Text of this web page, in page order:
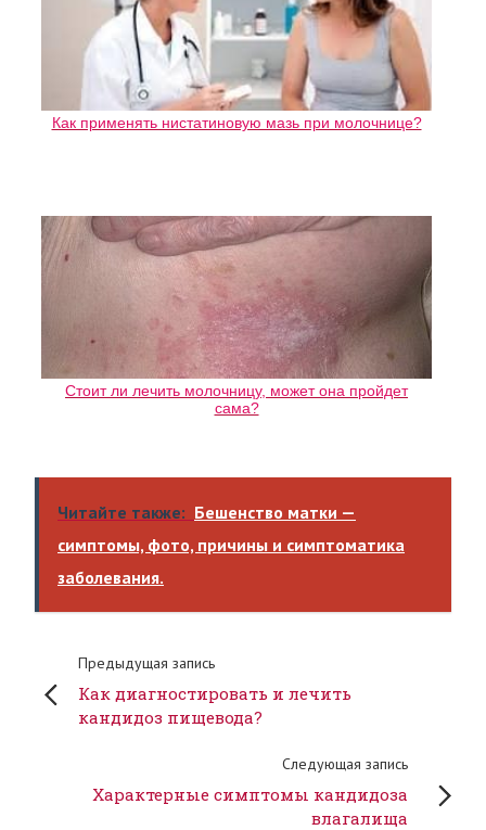
Как применять нистатиновую мазь при молочнице?
Стоит ли лечить молочницу, может она пройдет
сама?
Читайте также: Бешенство матки —
симптомы, фото, причины и симптоматика
заболевания.
Предыдущая запись
Как диагностировать и лечить
кандидоз пищевода?
Следующая запись
Характерные симптомы кандидоза
влагалища